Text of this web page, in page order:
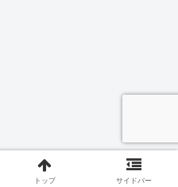
トップ サイドバー